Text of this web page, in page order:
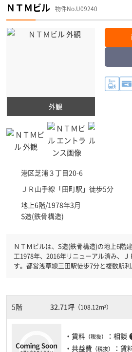
ＮＴＭビル 物件No.U09240
外観
港区芝浦３丁目20-6
ＪＲ山手線「田町駅 」徒歩5分
地上6階/1978年3月
S造(鉄骨構造)
ＮＴＭビルは、S造(鉄骨構造)の地上6階
工1978年、2016年リニューアル済み、
す。都営浅草線三田駅徒歩7分と複数駅
5階 32.71坪 （108.12m²）
・賃料 （税抜） ：相談
・共益費 （税抜） ：賃